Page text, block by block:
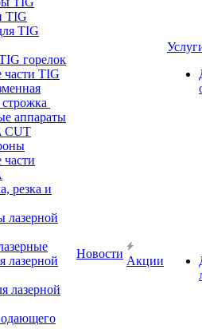
TIG
TIG
горелок
части TIG
строжка
аппараты
CUT
части
резка и
лазерной
лазерной
лазерной
Новости
Акции